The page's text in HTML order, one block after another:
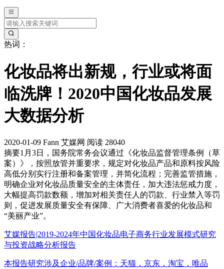
热词：
化妆品将出新规，行业或将面
临洗牌！2020中国化妆品发展
大数据分析
2020-01-09 Fann 艾媒网 阅读 28040
摘要1月3日，国务院常务会议通过《化妆品监督管理条例（草
案）》，按照放管并重要求，规定对化妆品产品和原料按风险
高低分别实行注册和备案管理，并简化流程；完善监管措施，
明确企业对化妆品质量安全的主体责任，加大违法惩戒力度，
大幅提高罚款数额，增加对相关责任人的罚款、行业禁入等罚
则，促进发展质量安全有保障、广大消费者喜爱的化妆品和
“美丽产业”。
艾媒报告|2019-2024年中国化妆品电子商务行业发展模式研究
与投资战略分析报告
本报告研究涉及企业/品牌/案例：天猫，京东，淘宝，唯品